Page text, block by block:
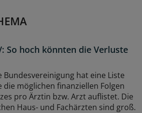
So hoch könnten die Verluste
Bundesvereinigung hat eine Liste
die möglichen finanziellen Folgen
pro Ärztin bzw. Arzt auflistet. Die
Haus- und Fachärzten sind groß.